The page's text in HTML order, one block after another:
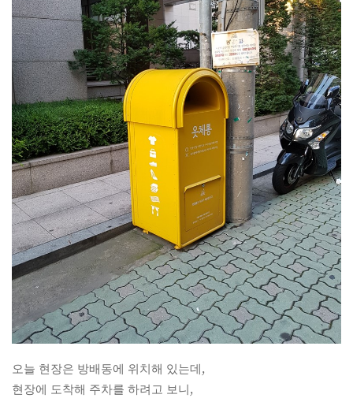
오늘 현장은 방배동에 위치해 있는데,
현장에 도착해 주차를 하려고 보니,